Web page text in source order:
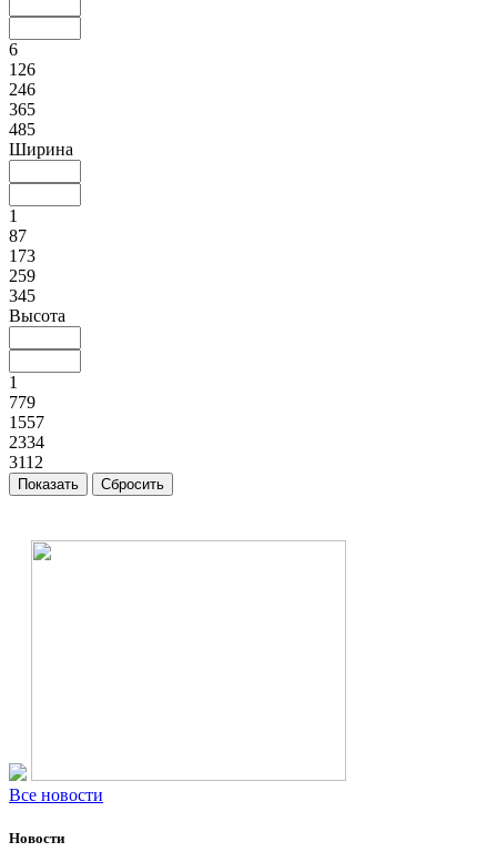
6
126
246
365
485
Ширина
1
87
173
259
345
Высота
1
779
1557
2334
3112
Все новости
Новости